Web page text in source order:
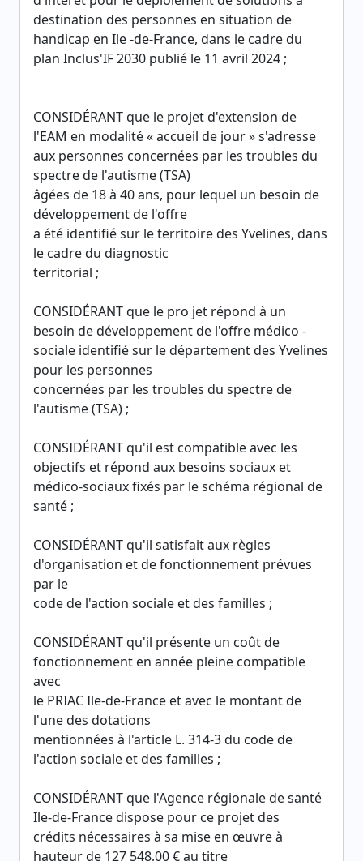
destination des personnes en situation de
handicap en Ile -de-France, dans le cadre du
plan Inclus'IF 2030 publié le 11 avril 2024 ;
CONSIDÉRANT que le projet d'extension de
l'EAM en modalité « accueil de jour » s'adresse
aux personnes concernées par les troubles du
spectre de l'autisme (TSA)
âgées de 18 à 40 ans, pour lequel un besoin de
développement de l'offre
a été identifié sur le territoire des Yvelines, dans
le cadre du diagnostic
territorial ;
CONSIDÉRANT que le pro jet répond à un
besoin de développement de l'offre médico -
sociale identifié sur le département des Yvelines
pour les personnes
concernées par les troubles du spectre de
l'autisme (TSA) ;
CONSIDÉRANT qu'il est compatible avec les
objectifs et répond aux besoins sociaux et
médico-sociaux fixés par le schéma régional de
santé ;
CONSIDÉRANT qu'il satisfait aux règles
d'organisation et de fonctionnement prévues
par le
code de l'action sociale et des familles ;
CONSIDÉRANT qu'il présente un coût de
fonctionnement en année pleine compatible
avec
le PRIAC Ile-de-France et avec le montant de
l'une des dotations
mentionnées à l'article L. 314-3 du code de
l'action sociale et des familles ;
CONSIDÉRANT que l'Agence régionale de santé
Ile-de-France dispose pour ce projet des
crédits nécessaires à sa mise en œuvre à
hauteur de 127 548,00 € au titre